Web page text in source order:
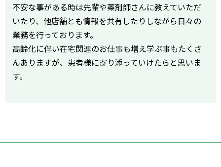
不安な事がある時は先輩や薬剤師さんに教えていただ
いたり、他店舗とも情報を共有したりしながら日々の
業務を行っております。
高齢化に伴い在宅関連のお仕事も増え学ぶ事もたくさ
んありますが、患者様に寄り添っていけたらと思いま
す。